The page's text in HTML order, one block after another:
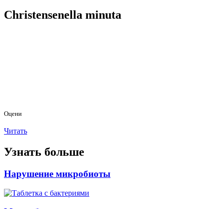
Christensenella minuta
Оцени
Читать
Узнать больше
Нарушение микробиоты